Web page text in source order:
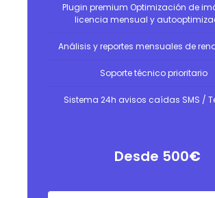
Plugin premium Optimización de
licencia mensual y
Análisis y reportes mensuales de
Soporte técnico prioritario
Sistema 24h avisos caídas SMS /
Desde 500€